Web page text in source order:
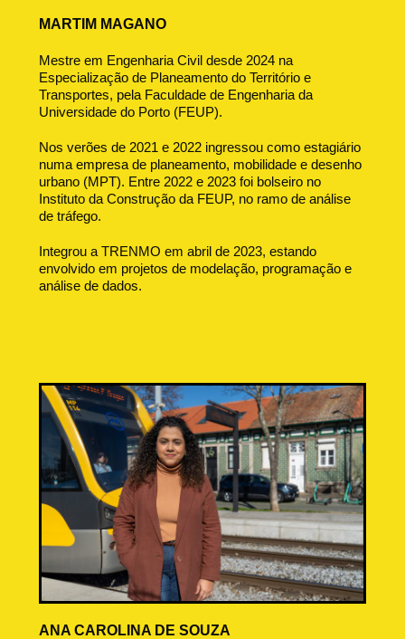
MARTIM MAGANO
Mestre em Engenharia Civil desde 2024 na
Especialização de Planeamento do Território e
Transportes, pela Faculdade de Engenharia da
Universidade do Porto (FEUP).
Nos verões de 2021 e 2022 ingressou como estagiário
numa empresa de planeamento, mobilidade e desenho
urbano (MPT). Entre 2022 e 2023 foi bolseiro no
Instituto da Construção da FEUP, no ramo de análise
de tráfego.
Integrou a TRENMO em abril de 2023, estando
envolvido em projetos de modelação, programação e
análise de dados.
ANA CAROLINA DE SOUZA